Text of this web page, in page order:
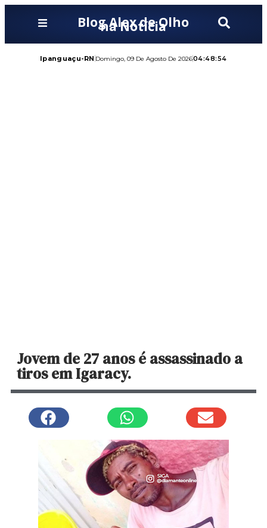
Blog Alex de Olho
na Notícia
Ipanguaçu-RN Domingo, 09 De Agosto De 202604:48:55
Jovem de 27 anos é assassinado a
tiros em Igaracy.